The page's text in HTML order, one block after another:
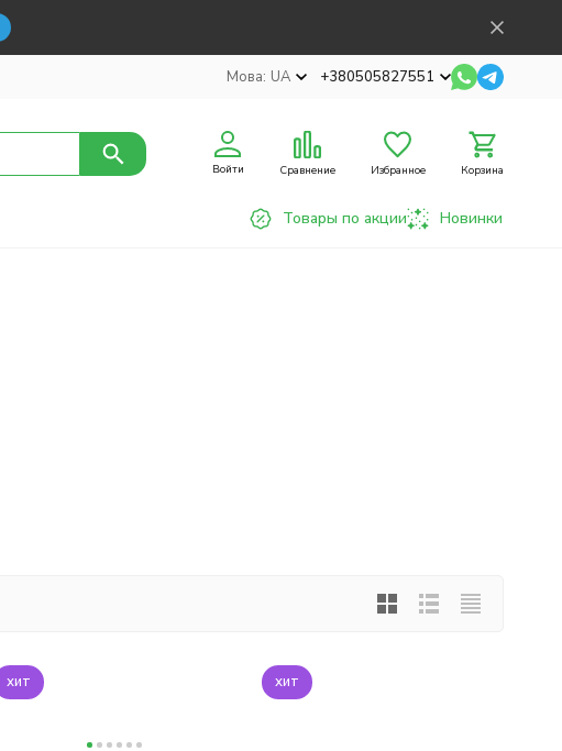
Мова: UA +380505827551
Войти Сравнение Избранное Корзина
Товары по акции Новинки
хит хит